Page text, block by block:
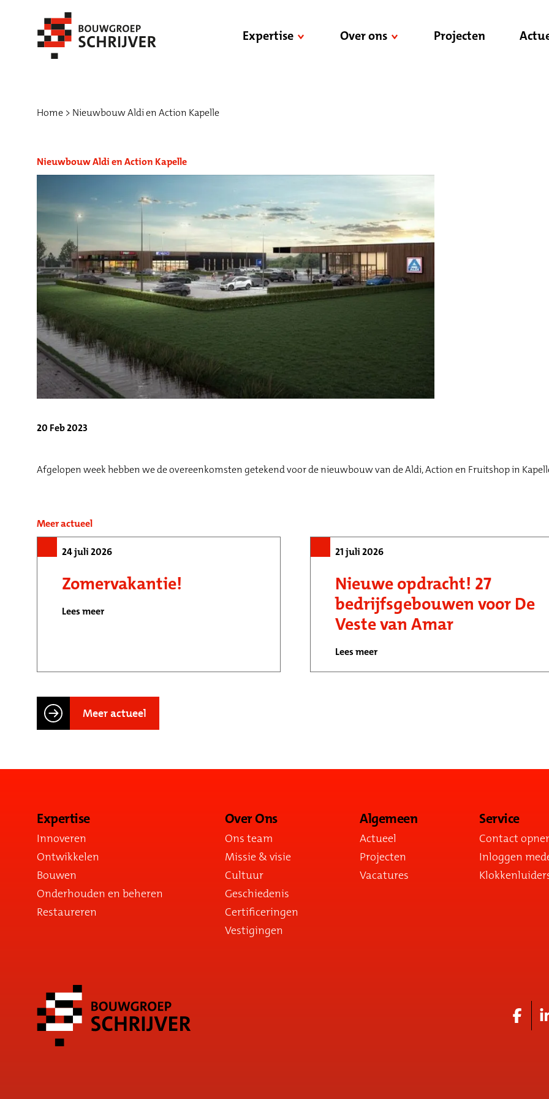
Expertise Over ons Projecten
Home Nieuwbouw Aldi en Action Kapelle
Nieuwbouw Aldi en Action Kapelle
20 Feb 2023
Afgelopen week hebben we de overeenkomsten getekend voor de nieuwbouw van de Aldi, Action en Fruitshop in
Meer actueel
24 juli 2026
Zomervakantie!
Lees meer
21 juli 2026
Nieuwe opdracht! 27
bedrijfsgebouwen voor De
Veste van Amar
Lees meer
Meer actueel
Expertise
Innoveren
Ontwikkelen
Bouwen
Onderhouden en beheren
Restaureren
Over Ons
Ons team
Missie & visie
Cultuur
Geschiedenis
Certificeringen
Vestigingen
Algemeen
Actueel
Projecten
Vacatures
Service
Contact
Inloggen